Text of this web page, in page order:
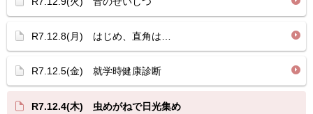
R7.12.8(月) はじめ、直角は…
R7.12.5(金) 就学時健康診断
R7.12.4(木) 虫めがねで日光集め